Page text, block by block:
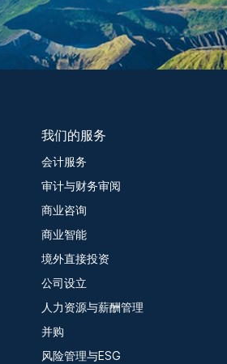
我们的服务
会计服务
审计与财务审阅
商业咨询
商业智能
境外直接投资
公司设立
人力资源与薪酬管理
并购
风险管理与ESG